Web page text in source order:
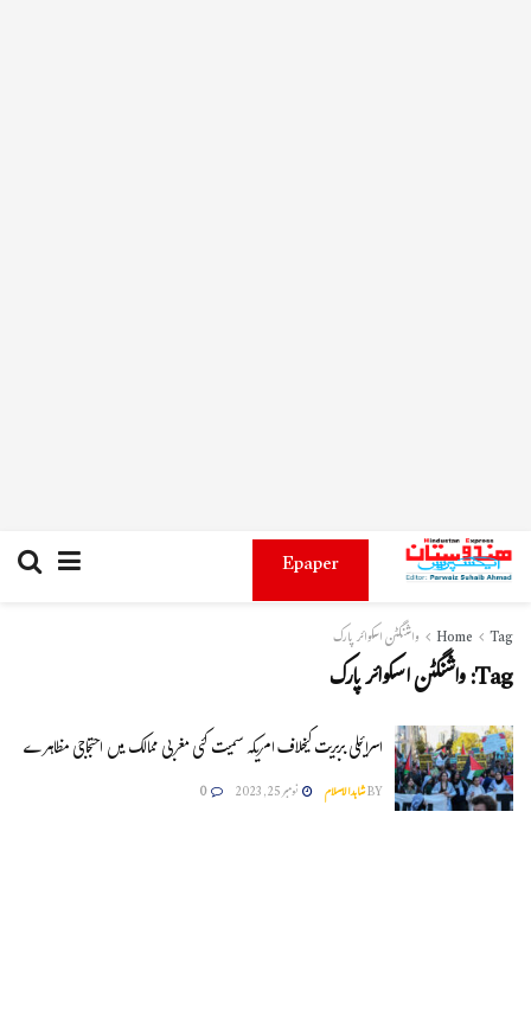
Epaper
Home Tag واشنگٹن اسکوائر پارک
Tag:واشنگٹن اسکوائر پارک
اسرائیلی بربریت کیخلاف امریکہ سمیت کئی مغربی ممالک میں احتجاجی مظاہرے
BYشاہدالاسلام نومبر 25, 2023 0